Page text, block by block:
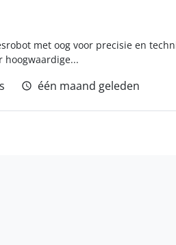
met oog voor precisie en
hoogwaardige...
één maand geleden